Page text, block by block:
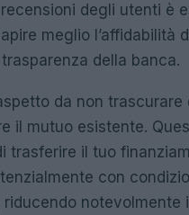
degli utenti è
meglio l’affidabilità
della banca.
da non trascurare
il mutuo esistente.
trasferire il tuo
con
notevolmente